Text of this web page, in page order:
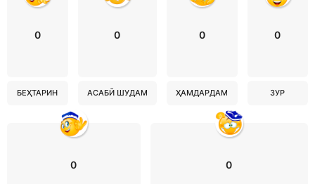
0
БЕҲТАРИН
0
АСАБӢ ШУДАМ
0
ҲАМДАРДАМ
0
ЗУР
0 0